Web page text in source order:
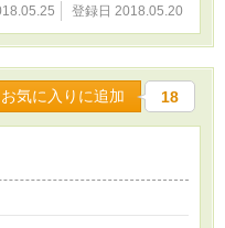
登録日 2018.05.20
お気に入りに追加 18